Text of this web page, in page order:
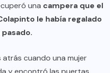
una campera que el
le había regalado
cuando una mujer